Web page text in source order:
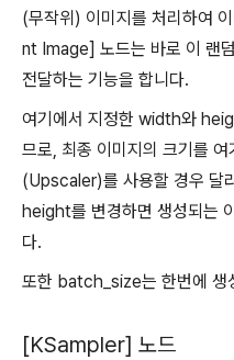
(무작위) 이미지를 처리하여
nt Image] 노드는 바로 이 랜
전달하는 기능을 합니다.
여기에서 지정한 width와
므로, 최종 이미지의 크기를
(Upscaler)를 사용할 경우 달
height를 변경하면 생성되는
다.
또한 batch_size는 한번에 생
[KSampler] 노드